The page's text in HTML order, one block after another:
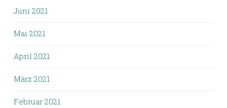
Juni 2021
Mai 2021
April 2021
März 2021
Februar 2021